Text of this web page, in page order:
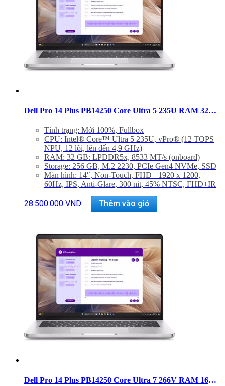
Dell Pro 14 Plus PB14250 Core Ultra 5 235U RAM 32GB SSD 256GB 14 inch FHD+ Windows 11
Tình trạng: Mới 100%, Fullbox
CPU: Intel® Core™ Ultra 5 235U, vPro® (12 TOPS
NPU, 12 lõi, lên đến 4,9 GHz)
RAM: 32 GB: LPDDR5x, 8533 MT/s (onboard)
Storage: 256 GB, M.2 2230, PCIe Gen4 NVMe, SSD
Màn hình: 14″, Non-Touch, FHD+ 1920 x 1200,
60Hz, IPS, Anti-Glare, 300 nit, 45% NTSC, FHD+IR
GPU: Integrated Intel® Arc™ graphics for Intel®
Core™ Ultra 5 236V vPro® processor, 16 GB
Trọng lượng: 1.40 kg
28.500.000 VND Thêm vào giỏ
Dell Pro 14 Plus PB14250 Core Ultra 7 266V RAM 16GB SSD 512GB 14 inch FHD+ Windows 11